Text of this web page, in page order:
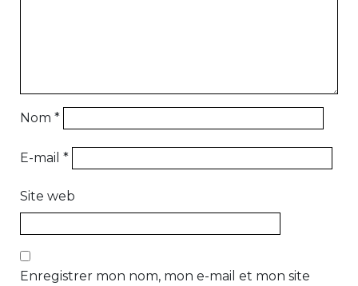
Nom *
E-mail *
Site web
Enregistrer mon nom, mon e-mail et mon site